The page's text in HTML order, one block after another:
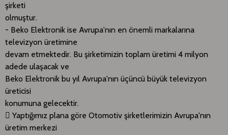
şirketi
olmuştur.
- Beko Elektronik ise Avrupa'nın en önemli markalarına
televizyon üretimine
devam etmektedir. Bu şirketimizin toplam üretimi 4 milyon
adede ulaşacak ve
Beko Elektronik bu yıl Avrupa'nın üçüncü büyük televizyon
üreticisi
konumuna gelecektir.
 Yaptığımız plana göre Otomotiv şirketlerimizin Avrupa'nın
üretim merkezi